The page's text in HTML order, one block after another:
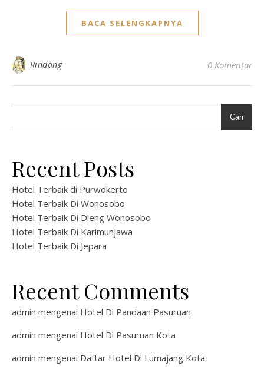
BACA SELENGKAPNYA
Rindang 0 Komentar
Cari
Recent Posts
Hotel Terbaik di Purwokerto
Hotel Terbaik Di Wonosobo
Hotel Terbaik Di Dieng Wonosobo
Hotel Terbaik Di Karimunjawa
Hotel Terbaik Di Jepara
Recent Comments
admin mengenai Hotel Di Pandaan Pasuruan
admin mengenai Hotel Di Pasuruan Kota
admin mengenai Daftar Hotel Di Lumajang Kota